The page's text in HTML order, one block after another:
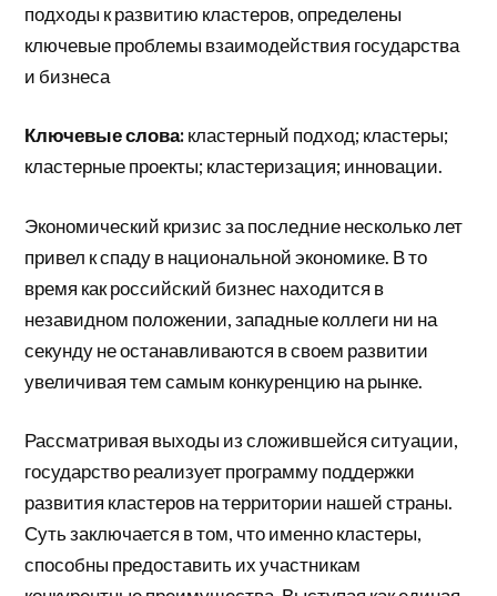
подходы к развитию кластеров, определены
ключевые проблемы взаимодействия государства
и бизнеса
Ключевые слова:кластерный подход; кластеры;
кластерные проекты; кластеризация; инновации.
Экономический кризис за последние несколько лет
привел к спаду в национальной экономике. В то
время как российский бизнес находится в
незавидном положении, западные коллеги ни на
секунду не останавливаются в своем развитии
увеличивая тем самым конкуренцию на рынке.
Рассматривая выходы из сложившейся ситуации,
государство реализует программу поддержки
развития кластеров на территории нашей страны.
Суть заключается в том, что именно кластеры,
способны предоставить их участникам